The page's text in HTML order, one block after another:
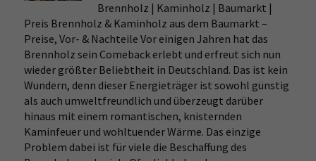
Brennholz | Kaminholz | Baumarkt |
Preis Brennholz & Kaminholz aus dem Baumarkt –
Preise, Vor- & Nachteile Vor einigen Jahren hat das
Brennholz sein Comeback erlebt und erfreut sich nun
wieder größter Beliebtheit in Deutschland. Das ist kein
Wundern, denn dieser Energieträger ist sowohl günstig
als auch umweltfreundlich und überzeugt darüber
hinaus mit einem romantischen, knisternden
Kaminfeuer und wohltuender Wärme. Das einzige
Problem dabei ist für viele die Beschaffung des